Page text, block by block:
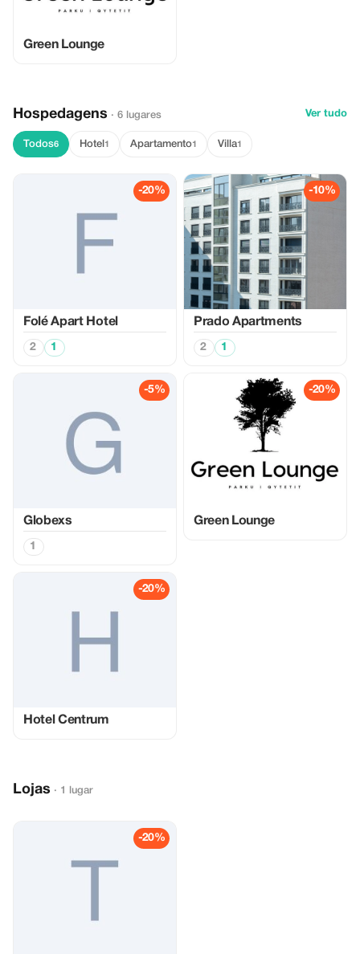
Green Lounge
Hospedagens · 6 lugares Ver tudo
Todos6 Hotel 1 Apartamento1 Villa1
-20%
Folé Apart Hotel
2 1
-10%
Prado Apartments
2 1
-5%
Globexs
1
-20%
Green Lounge
-20%
Hotel Centrum
Lojas · 1 lugar
-20%